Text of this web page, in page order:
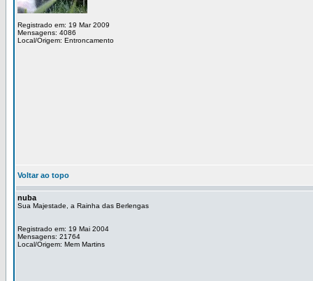
Registrado em: 19 Mar 2009
Mensagens: 4086
Local/Origem: Entroncamento
Voltar ao topo
nuba
Sua Majestade, a Rainha das Berlengas
Registrado em: 19 Mai 2004
Mensagens: 21764
Local/Origem: Mem Martins